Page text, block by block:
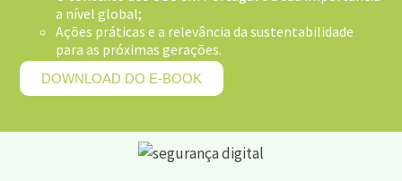
a nível global;
Ações práticas e a relevância da sustentabilidade
para as próximas gerações.
DOWNLOAD DO E-BOOK